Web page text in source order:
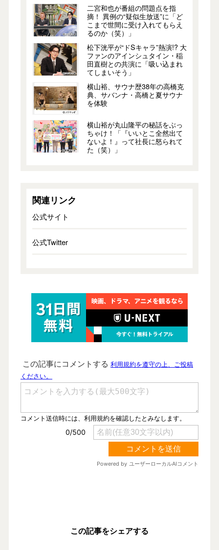
二宮和也が番組の問題点を指
摘！ 異例の“疑似生放送”に「ど
こまで世間に受け入れてもらえ
るのか（笑）」
松下洸平が“ドSキャラ”熱演!? 大
ファンのアインシュタイン・稲
田直樹との共演に「吸い込まれ
てしまいそう」
横山裕、サウナ歴38年の高橋克
典、サバンナ・高橋と夏サウナ
を体験
横山裕が丸山隆平の秘話をぶっ
ちゃけ！「『いいとこ全然出て
ないよ！』って社長に怒られて
た（笑）」
関連リンク
公式サイト
公式Twitter
この記事をシェアする